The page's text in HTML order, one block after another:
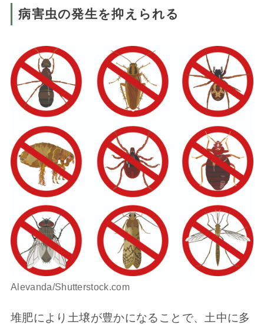
病害虫の発生を抑えられる
Alevanda/Shutterstock.com
堆肥により土壌が豊かになることで、土中に多